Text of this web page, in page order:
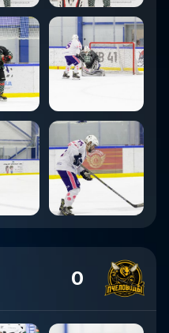
0